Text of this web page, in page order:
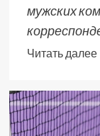
мужских
Читать далее